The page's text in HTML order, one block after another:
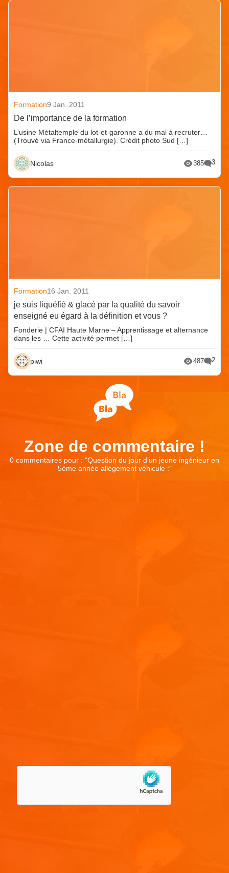
Formation9 Jan. 2011
De l’importance de la formation
L’usine Métaltemple du lot-et-garonne a du mal à recruter…
(Trouvé via France-métallurgie). Crédit photo Sud […]
Nicolas 385 3
Formation16 Jan. 2011
je suis liquéfié & glacé par la qualité du savoir
enseigné eu égard à la définition et vous ?
Fonderie | CFAI Haute Marne – Apprentissage et alternance
dans les … Cette activité permet […]
piwi 487 2
Zone de commentaire !
0 commentaires pour : "Question du jour d’un jeune ingénieur en
5ème année allègement véhicule :"